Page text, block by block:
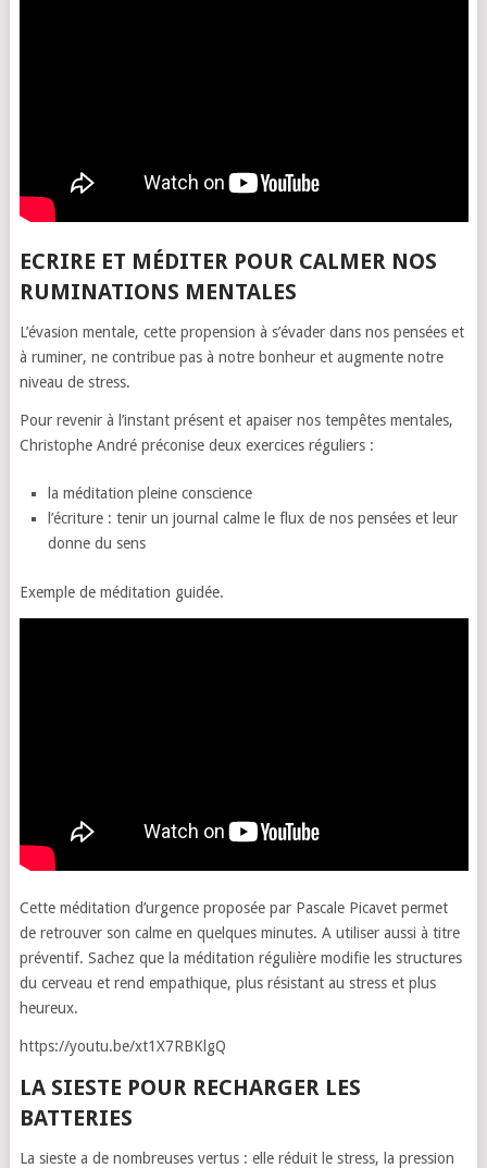
ECRIRE ET MÉDITER POUR CALMER NOS
RUMINATIONS MENTALES
L’évasion mentale, cette propension à s’évader dans nos pensées et
à ruminer, ne contribue pas à notre bonheur et augmente notre
niveau de stress.
Pour revenir à l’instant présent et apaiser nos tempêtes mentales,
Christophe André préconise deux exercices réguliers :
la méditation pleine conscience
l’écriture : tenir un journal calme le flux de nos pensées et leur
donne du sens
Exemple de méditation guidée.
Cette méditation d’urgence proposée par Pascale Picavet permet
de retrouver son calme en quelques minutes. A utiliser aussi à titre
préventif. Sachez que la méditation régulière modifie les structures
du cerveau et rend empathique, plus résistant au stress et plus
heureux.
https://youtu.be/xt1X7RBKlgQ
LA SIESTE POUR RECHARGER LES
BATTERIES
La sieste a de nombreuses vertus : elle réduit le stress, la pression